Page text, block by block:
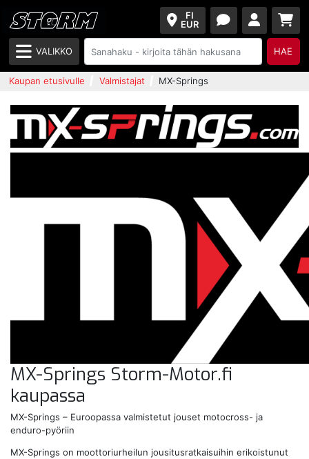
FI
EUR
VALIKKO HAE
Kaupan etusivulle Valmistajat MX-Springs
MX-Springs Storm-Motor.fi
kaupassa
MX-Springs – Euroopassa valmistetut jouset motocross- ja
enduro-pyöriin
MX-Springs on moottoriurheilun jousitusratkaisuihin erikoistunut